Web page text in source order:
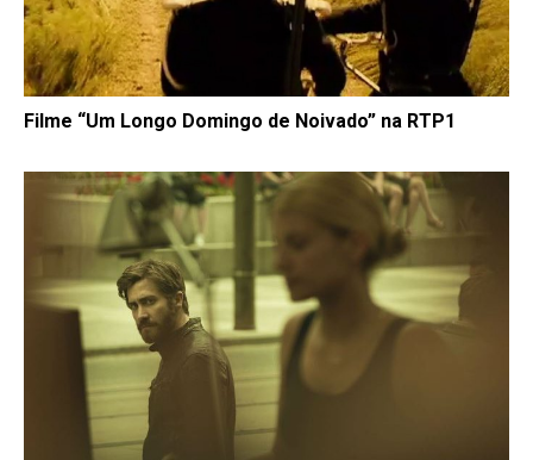
Filme “Um Longo Domingo de Noivado” na RTP1